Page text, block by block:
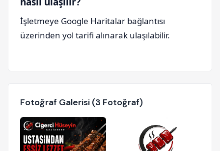
İşletmeye Google Haritalar bağlantısı
üzerinden yol tarifi alınarak ulaşılabilir.
Fotoğraf Galerisi (3 Fotoğraf)